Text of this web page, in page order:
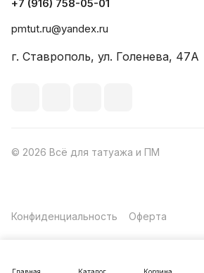
+7 (916) 758-05-01
pmtut.ru@yandex.ru
г. Ставрополь, ул. Голенева, 47А
© 2026 Всё для татуажа и ПМ
Конфиденциальность Оферта